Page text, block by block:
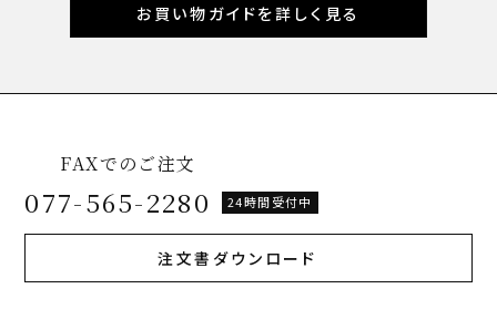
お買い物ガイドを詳しく見る
FAXでのご注文
077-565-2280 24時間受付中
注文書ダウンロード